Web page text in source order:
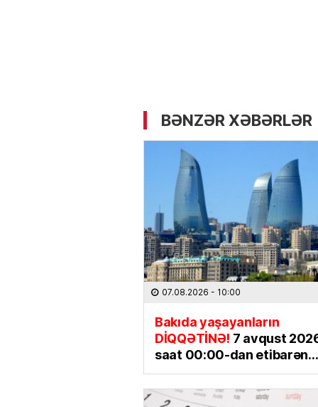
BƏNZƏR XƏBƏRLƏR
07.08.2026 - 10:00
Bakıda yaşayanların
DİQQƏTİNƏ! 7 avqust
saat 00:00-dan etibarən…